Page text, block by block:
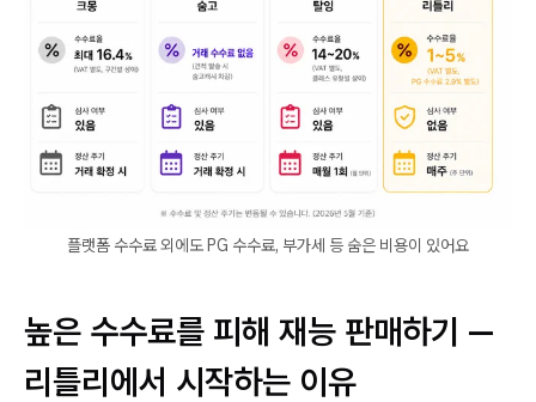
플랫폼 수수료 외에도 PG 수수료, 부가세 등 숨은 비용이 있어요
높은 수수료를 피해 재능 판매하기 —
리틀리에서 시작하는 이유